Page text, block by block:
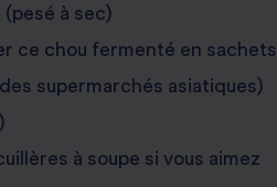
à sec)
ce chou fermenté en sachets
supermarchés asiatiques)
à soupe si vous aimez